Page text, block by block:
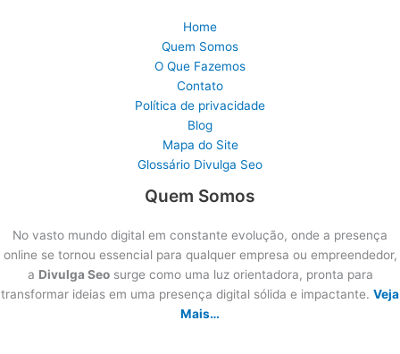
Home
Quem Somos
O Que Fazemos
Contato
Política de privacidade
Blog
Mapa do Site
Glossário Divulga Seo
Quem Somos
No vasto mundo digital em constante evolução, onde a presença
online se tornou essencial para qualquer empresa ou empreendedor,
a Divulga Seosurge como uma luz orientadora, pronta para
transformar ideias em uma presença digital sólida e impactante. Veja
Mais…